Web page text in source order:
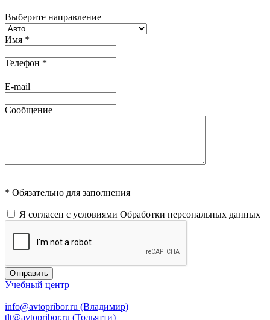
Выберите направление
Имя *
Телефон *
E-mail
Сообщение
* Обязательно для заполнения
Я согласен с условиями Обработки персональных данных
Отправить
Учебный центр
info@avtopribor.ru (Владимир)
tlt@avtopribor.ru (Тольятти)